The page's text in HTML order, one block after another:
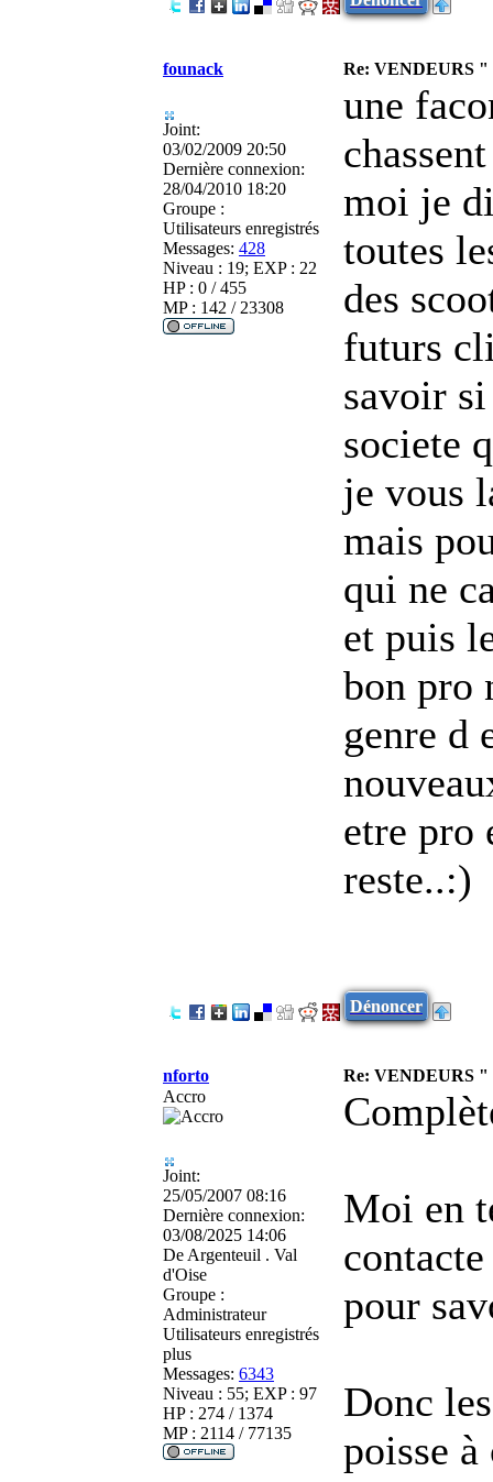
founack Re: VENDEURS
Joint:
03/02/2009 20:50
Dernière connexion:
28/04/2010 18:20
Groupe :
Utilisateurs enregistrés
Messages: 428
Niveau : 19; EXP : 22
HP : 0 / 455
MP : 142 / 23308
une
moi je
toutes
des
futurs
savoir
societe
je vous
mais
qui ne
et puis
bon pro
genre d
etre pro
reste..:)
Dénoncer
nforto
Re: VENDEURS
Accro
Joint:
25/05/2007 08:16
Dernière connexion:
03/08/2025 14:06
De Argenteuil . Val
d'Oise
Groupe :
Administrateur
Utilisateurs enregistrés
plus
Messages: 6343
Niveau : 55; EXP : 97
HP : 274 / 1374
MP : 2114 / 77135
Moi en
pour
Donc
poisse